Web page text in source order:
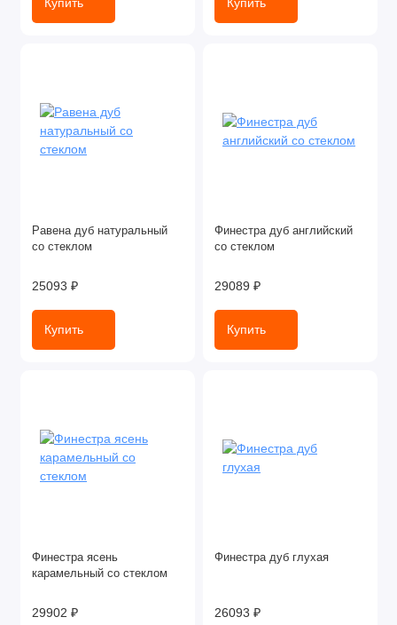
Купить Купить
Равена дуб натуральный
со стеклом
25093 ₽
Купить
Финестра дуб английский
со стеклом
29089 ₽
Купить
Финестра ясень
карамельный со стеклом
29902 ₽
Финестра дуб глухая
26093 ₽